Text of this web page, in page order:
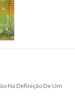
Na Definição De Um